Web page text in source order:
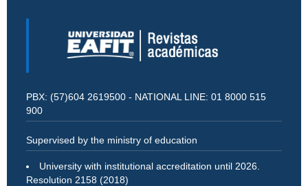
PBX: (57)604 2619500 - NATIONAL LINE: 01 8000 515
900
Supervised by the ministry of education
University with institutional accreditation until 2026.
Resolution 2158 (2018)